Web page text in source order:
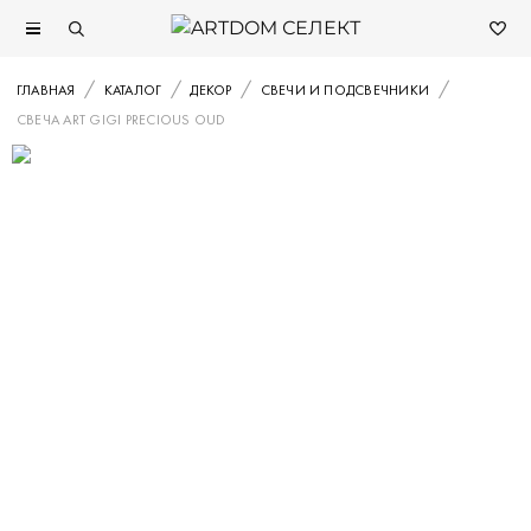
ГЛАВНАЯ КАТАЛОГ ДЕКОР
СВЕЧИ И ПОДСВЕЧНИКИ
СВЕЧА ART GIGI PRECIOUS OUD